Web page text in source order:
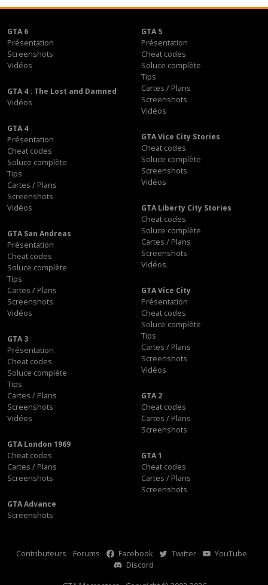
GTA 6
Présentation
Screenshots
Vidéos
GTA 5
Présentation
Cheat codes
Soluce complète
Tips
Cartes / Plans
Screenshots
Vidéos
GTA 4 : The Lost and Damned
Vidéos
GTA 4
Présentation
Cheat codes
Soluce complète
Tips
Cartes / Plans
Screenshots
Vidéos
GTA Vice City Stories
Cheat codes
Soluce complète
Screenshots
Vidéos
GTA Liberty City Stories
Cheat codes
Soluce complète
Cartes / Plans
Screenshots
Vidéos
GTA San Andreas
Présentation
Cheat codes
Soluce complète
Tips
Cartes / Plans
Screenshots
Vidéos
GTA Vice City
Présentation
Cheat codes
Soluce complète
Tips
Cartes / Plans
Screenshots
Vidéos
GTA 3
Présentation
Cheat codes
Soluce complète
Tips
Cartes / Plans
Screenshots
Vidéos
GTA 2
Cheat codes
Cartes / Plans
Screenshots
GTA London 1969
Cheat codes
Cartes / Plans
Screenshots
GTA 1
Cheat codes
Cartes / Plans
Screenshots
GTA Advance
Screenshots
Contributeurs Forums Facebook Twitter
YouTube
Discord